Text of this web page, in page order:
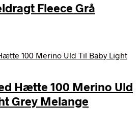
Fleece Grå
Hætte 100 Merino Uld
Grey Melange